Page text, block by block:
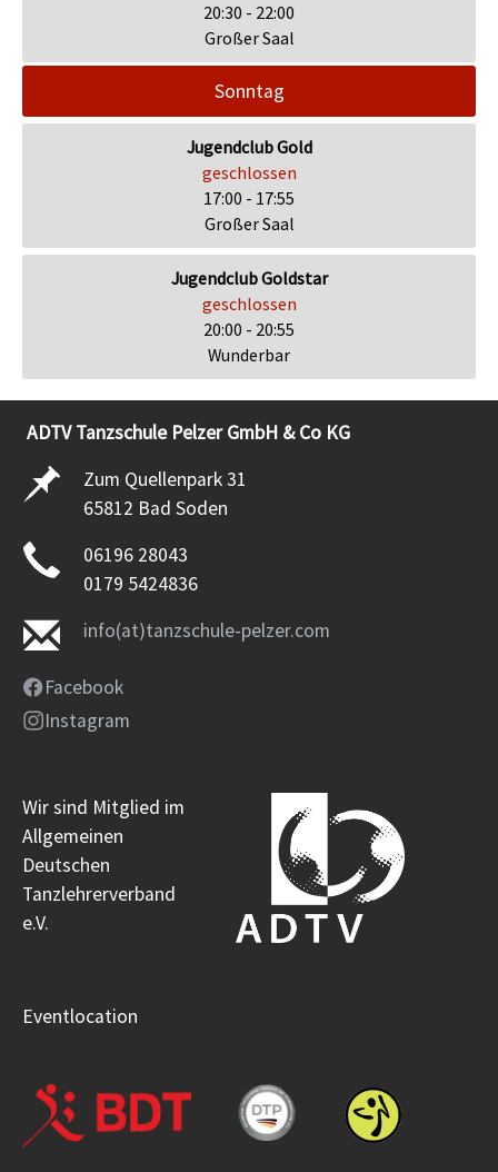
20:30 - 22:00
Großer Saal
Sonntag
Jugendclub Gold
geschlossen
17:00 - 17:55
Großer Saal
Jugendclub Goldstar
geschlossen
20:00 - 20:55
Wunderbar
ADTV Tanzschule Pelzer GmbH & Co KG
Zum Quellenpark 31
65812 Bad Soden
06196 28043
0179 5424836
info(at)tanzschule-pelzer.com
Facebook
Instagram
Wir sind Mitglied im
Allgemeinen
Deutschen
Tanzlehrerverband
e.V.
Eventlocation